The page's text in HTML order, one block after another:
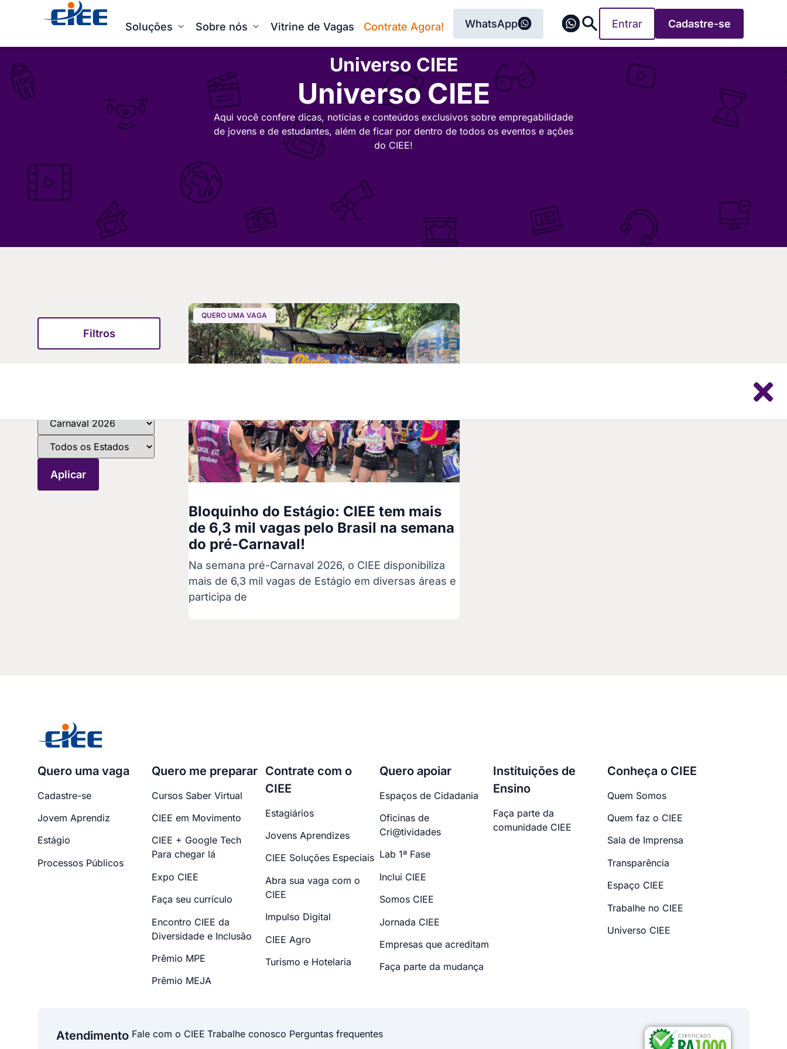
Soluções Sobre nós Vitrine de Vagas Contrate Agora! WhatsApp Entrar Cadastre-se
Universo CIEE
Universo CIEE
Aqui você confere dicas, notícias e conteúdos exclusivos sobre empregabilidade
de jovens e de estudantes, além de ficar por dentro de todos os eventos e ações
do CIEE!
Filtros
QUERO UMA VAGA
Bloquinho do Estágio: CIEE tem mais
de 6,3 mil vagas pelo Brasil na semana
do pré-Carnaval!
Na semana pré-Carnaval 2026, o CIEE disponibiliza
mais de 6,3 mil vagas de Estágio em diversas áreas e
participa de
Quero uma vaga
Cadastre-se
Jovem Aprendiz
Estágio
Processos Públicos
Quero me preparar
Cursos Saber Virtual
CIEE em Movimento
CIEE + Google Tech
Para chegar lá
Expo CIEE
Faça seu currículo
Encontro CIEE da
Diversidade e Inclusão
Prêmio MPE
Prêmio MEJA
Contrate com o
CIEE
Estagiários
Jovens Aprendizes
CIEE Soluções Especiais
Abra sua vaga com o
CIEE
Impulso Digital
CIEE Agro
Turismo e Hotelaria
Quero apoiar
Espaços de Cidadania
Oficinas de
Cri@tividades
Lab 1ª Fase
Inclui CIEE
Somos CIEE
Jornada CIEE
Empresas que acreditam
Faça parte da mudança
Instituições de
Ensino
Faça parte da
comunidade CIEE
Conheça o CIEE
Quem Somos
Quem faz o CIEE
Sala de Imprensa
Transparência
Espaço CIEE
Trabalhe no CIEE
Universo CIEE
Atendimento Fale com o CIEE Trabalhe conosco Perguntas frequentes